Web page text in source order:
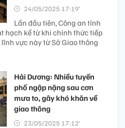
24/05/2025 17:19’
Lần đầu tiên, Công an tỉnh
hạch kể từ khi chính thức tiếp
vực này từ Sở Giao thông
Hải Dương: Nhiều tuyến
phố ngập nặng sau cơn
mưa to, gây khó khăn về
giao thông
23/05/2025 17:12’